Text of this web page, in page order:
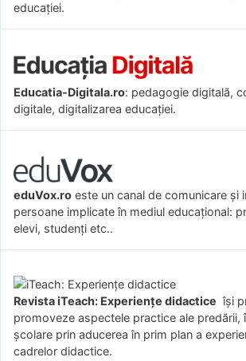
educației.
Educatia-Digitala.ro: pedagogie digitală,
digitale, digitalizarea educației.
eduVox.ro este un canal de comunicare și
persoane implicate în mediul educațional:
elevi, studenți etc..
Revista iTeach: Experienţe didactice îşi
promoveze aspectele practice ale predării,
şcolare prin aducerea în prim plan a
cadrelor didactice.